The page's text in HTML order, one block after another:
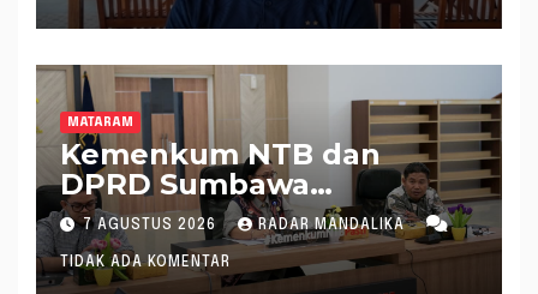
MATARAM
Kemenkum NTB dan
DPRD Sumbawa
Mantapkan Rencana
Pembentukan 8 Raperda
Inisiatif
7 AGUSTUS 2026 RADAR MANDALIKA
TIDAK ADA KOMENTAR